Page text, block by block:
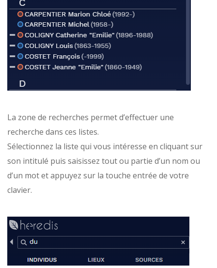
La zone de recherches permet d’effectuer une
recherche dans ces listes.
Sélectionnez la liste qui vous intéresse en cliquant sur
son intitulé puis saisissez tout ou partie d’un nom ou
d’un mot et appuyez sur la touche entrée de votre
clavier.